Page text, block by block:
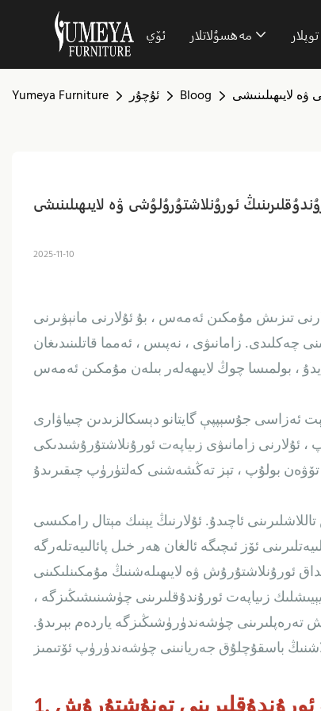
ئۆي مەھسۇلاتلار توپلار
Yumeya Furniture ئۇچۇر Bloog ۋە لايىھىلىنىشى
ئورۇنلاشتۇرۇلۇشى ۋە لايىھىلىنىشى
2025-11-10
تىزىش مۇمكىن ئەمەس ، بۇ ئۇلارنى مانېۋىرنى
چەكلىدى. زامانىۋى ، نەپىس ، ئەمما قاتلىنىدىغان
كابىنېت ئەزاسى جۇسېپپې گايتانو دېسكالزىدىن چىياۋارى
، ئۇلارنى زامانىۋى زىياپەت ئورۇنلاشتۇرۇشىدىكى
ئاچىدۇ. ئۇلارنىڭ يېنىك مېتال رامكىسى
ئۆز ئىچىگە ئالغان ھەر خىل پائالىيەتلەرگە
ئورۇنلاشتۇرۇش ۋە لايىھىلەشنىڭ مۇمكىنلىكىنى
زىياپەت ئورۇندۇقلىرىنى چۈشىنىشىڭىزگە ،
تەرەپلىرىنى چۈشەندۈرۈشىڭىزگە ياردەم بېرىدۇ.